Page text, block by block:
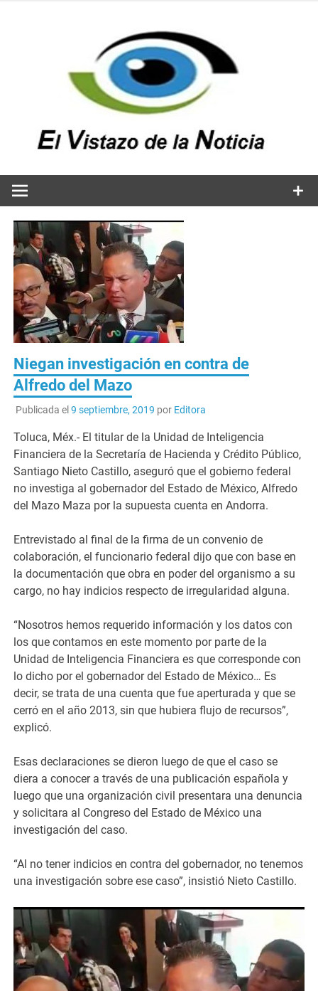
Niegan investigación en contra de
Alfredo del Mazo
Publicada el 9 septiembre, 2019 por Editora
Toluca, Méx.- El titular de la Unidad de Inteligencia
Financiera de la Secretaría de Hacienda y Crédito Público,
Santiago Nieto Castillo, aseguró que el gobierno federal
no investiga al gobernador del Estado de México, Alfredo
del Mazo Maza por la supuesta cuenta en Andorra.
Entrevistado al final de la firma de un convenio de
colaboración, el funcionario federal dijo que con base en
la documentación que obra en poder del organismo a su
cargo, no hay indicios respecto de irregularidad alguna.
“Nosotros hemos requerido información y los datos con
los que contamos en este momento por parte de la
Unidad de Inteligencia Financiera es que corresponde con
lo dicho por el gobernador del Estado de México… Es
decir, se trata de una cuenta que fue aperturada y que se
cerró en el año 2013, sin que hubiera flujo de recursos”,
explicó.
Esas declaraciones se dieron luego de que el caso se
diera a conocer a través de una publicación española y
luego que una organización civil presentara una denuncia
y solicitara al Congreso del Estado de México una
investigación del caso.
“Al no tener indicios en contra del gobernador, no tenemos
una investigación sobre ese caso”, insistió Nieto Castillo.